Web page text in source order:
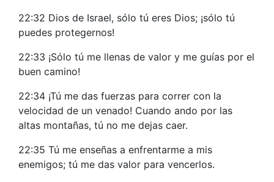
22:32 Dios de Israel, sólo tú eres Dios; ¡sólo tú
puedes protegernos!
22:33 ¡Sólo tú me llenas de valor y me guías por el
buen camino!
22:34 ¡Tú me das fuerzas para correr con la
velocidad de un venado! Cuando ando por las
altas montañas, tú no me dejas caer.
22:35 Tú me enseñas a enfrentarme a mis
enemigos; tú me das valor para vencerlos.